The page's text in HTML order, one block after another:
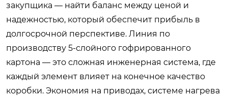
закупщика — найти баланс между ценой и
надежностью, который обеспечит прибыль в
долгосрочной перспективе. Линия по
производству 5-слойного гофрированного
картона — это сложная инженерная система, где
каждый элемент влияет на конечное качество
коробки. Экономия на приводах, системе нагрева